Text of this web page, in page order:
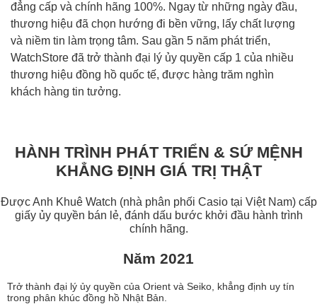
đẳng cấp và chính hãng 100%. Ngay từ những ngày đầu,
thương hiệu đã chọn hướng đi bền vững, lấy chất lượng
và niềm tin làm trọng tâm. Sau gần 5 năm phát triển,
WatchStore đã trở thành đại lý ủy quyền cấp 1 của nhiều
thương hiệu đồng hồ quốc tế, được hàng trăm nghìn
khách hàng tin tưởng.
HÀNH TRÌNH PHÁT TRIỂN & SỨ MỆNH
KHẲNG ĐỊNH GIÁ TRỊ THẬT
Được Anh Khuê Watch (nhà phân phối Casio tại Việt Nam) cấp
giấy ủy quyền bán lẻ, đánh dấu bước khởi đầu hành trình
chính hãng.
Năm 2021
Trở thành đại lý ủy quyền của Orient và Seiko, khẳng định uy tín
trong phân khúc đồng hồ Nhật Bản.